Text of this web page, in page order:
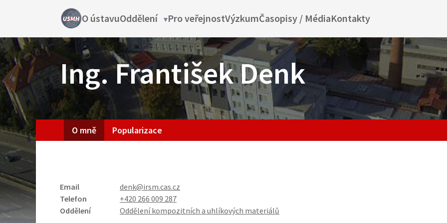
obsahu
Main
navigation
O ústavuOddělení Oddělení
navigation
Pro veřejnostVýzkumČasopisy / MédiaKontakty
Ing. František Denk
Zaměstnanec
O mně Popularizace
Email
denk@irsm.cas.cz
Telefon
+420 266 009 287
Oddělení
Oddělení kompozitních a uhlíkových materiálů